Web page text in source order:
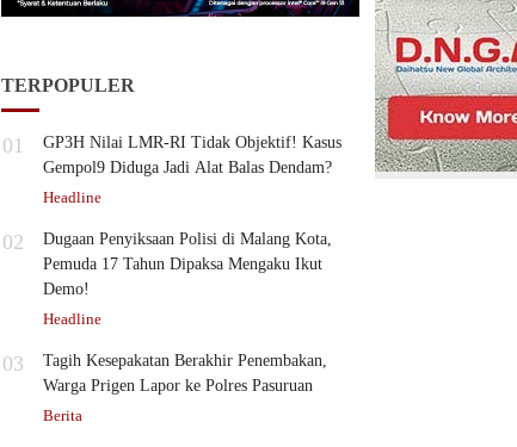
TERPOPULER
01
GP3H Nilai LMR-RI Tidak Objektif! Kasus
Gempol9 Diduga Jadi Alat Balas Dendam?
Headline
02
Dugaan Penyiksaan Polisi di Malang Kota,
Pemuda 17 Tahun Dipaksa Mengaku Ikut
Demo!
Headline
03
Tagih Kesepakatan Berakhir Penembakan,
Warga Prigen Lapor ke Polres Pasuruan
Berita